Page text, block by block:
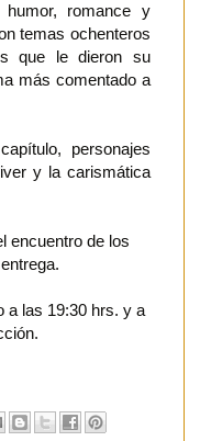
romance y
temas ochenteros
que le dieron su
más comentado a
personajes
y la carismática
encuentro de los
a las 19:30 hrs. y a